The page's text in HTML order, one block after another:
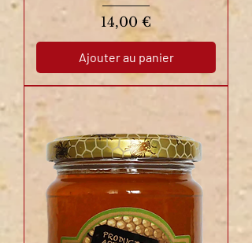
Prix
14,00 €
Ajouter au panier